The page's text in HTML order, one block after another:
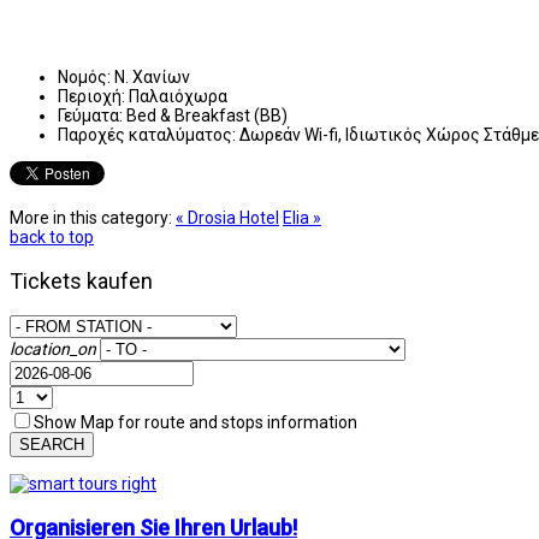
Νομός: Ν. Χανίων
Περιοχή: Παλαιόχωρα
Γεύματα: Bed & Breakfast (BB)
Παροχές καταλύματος: Δωρεάν Wi-fi, Ιδιωτικός Χώρος
More in this category: « Drosia Hotel Εlia »
back to top
Tickets kaufen
location_on
Show Map for route and stops information
SEARCH
Organisieren Sie Ihren Urlaub!